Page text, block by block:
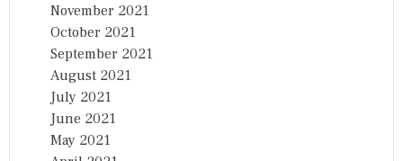
November 2021
October 2021
September 2021
August 2021
July 2021
June 2021
May 2021